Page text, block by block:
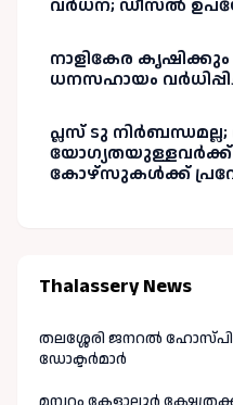
വർധന; ഡീസൽ
നാളികേര
ധനസഹായം
പ്ലസ് ടു
കോഴ്‌സുകൾക്ക്
Thalassery News
തലശ്ശേരി ജനറൽ
ഡോക്ടർമാർ